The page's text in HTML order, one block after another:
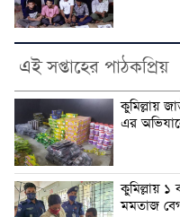
এই সপ্তাহের পাঠকপ্রিয়
কুমিল্লায়
এর
কুমিল্লায়
মমতাজ